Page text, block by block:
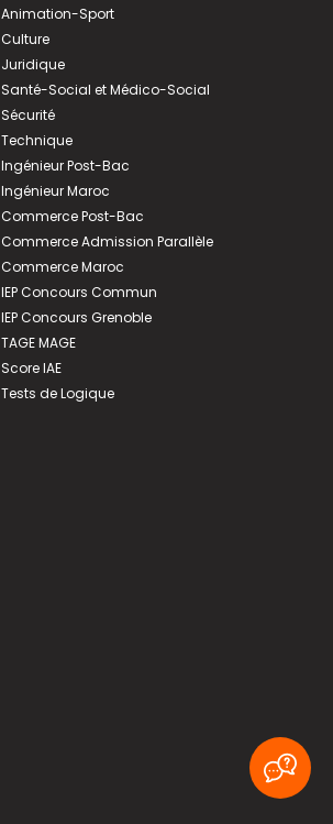
Animation-Sport
Culture
Juridique
Santé-Social et Médico-Social
Sécurité
Technique
Ingénieur Post-Bac
Ingénieur Maroc
Commerce Post-Bac
Commerce Admission Parallèle
Commerce Maroc
IEP Concours Commun
IEP Concours Grenoble
TAGE MAGE
Score IAE
Tests de Logique